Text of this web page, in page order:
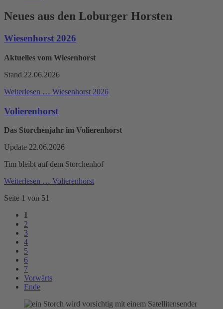
Neues aus den Loburger Horsten
Wiesenhorst 2026
Aktuelles vom Wiesenhorst
Stand 22.06.2026
Weiterlesen … Wiesenhorst 2026
Volierenhorst
Das Storchenjahr im Volierenhorst
Update 22.06.2026
Tim bleibt auf dem Storchenhof
Weiterlesen … Volierenhorst
Seite 1 von 51
1
2
3
4
5
6
7
Vorwärts
Ende